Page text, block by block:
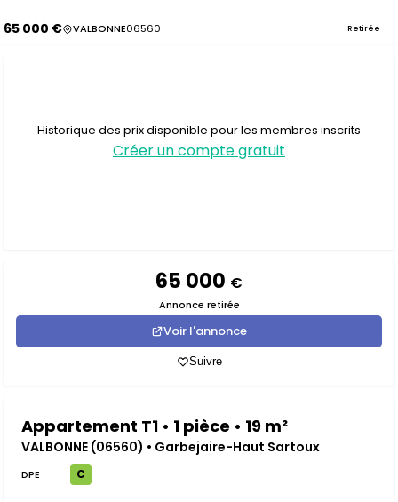
65 000 € VALBONNE06560 Retirée
Historique des prix disponible pour les membres inscrits
Créer un compte gratuit
65 000 €
Annonce retirée
Voir l'annonce
Suivre
Appartement T1 • 1 pièce • 19 m²
VALBONNE (06560) • Garbejaire-Haut Sartoux
DPE C